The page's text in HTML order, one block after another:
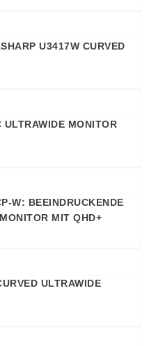
U3417W CURVED
ULTRAWIDE MONITOR
W: BEEINDRUCKENDE
MIT QHD+
ULTRAWIDE